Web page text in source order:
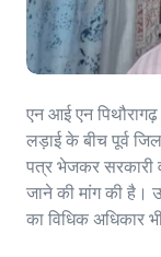
एन आई एन
लड़ाई के बीच पूर्व
पत्र भेजकर सरकारी
जाने की मांग की है।
का विधिक अधिकार